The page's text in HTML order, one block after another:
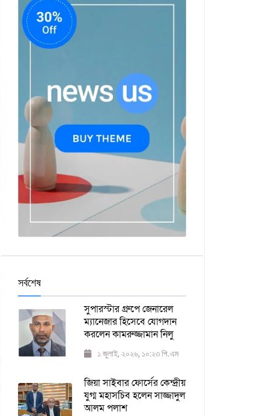
সর্বশেষ
সুপারস্টার গ্রুপে জেনারেল
ম্যানেজার হিসেবে যোগদান
করলেন কামরুজ্জামান নিলু
১ জুলাই, ২০২৬, ১০:২৩ পি.এম
জিয়া সাইবার ফোর্সের কেন্দ্রীয়
যুগ্ম মহাসচিব হলেন সাজ্জাদুল
আলম পলাশ